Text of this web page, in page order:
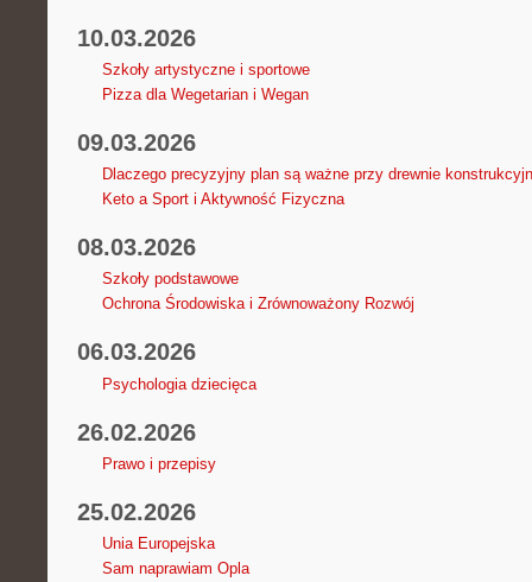
10.03.2026
Szkoły artystyczne i sportowe
Pizza dla Wegetarian i Wegan
09.03.2026
Dlaczego precyzyjny plan są ważne przy drewnie
Keto a Sport i Aktywność Fizyczna
08.03.2026
Szkoły podstawowe
Ochrona Środowiska i Zrównoważony Rozwój
06.03.2026
Psychologia dziecięca
26.02.2026
Prawo i przepisy
25.02.2026
Unia Europejska
Sam naprawiam Opla